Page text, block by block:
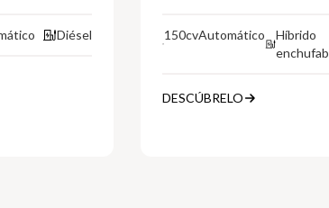
Diésel 150cvAutomático
Híbrido
DESCÚBRELO